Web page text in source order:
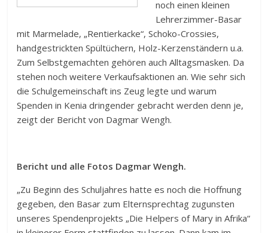
noch einen kleinen
Lehrerzimmer-Basar
mit Marmelade, „Rentierkacke“, Schoko-Crossies,
handgestrickten Spültüchern, Holz-Kerzenständern u.a.
Zum Selbstgemachten gehören auch Alltagsmasken. Da
stehen noch weitere Verkaufsaktionen an. Wie sehr sich
die Schulgemeinschaft ins Zeug legte und warum
Spenden in Kenia dringender gebracht werden denn je,
zeigt der Bericht von Dagmar Wengh.
Bericht und alle Fotos Dagmar Wengh.
„Zu Beginn des Schuljahres hatte es noch die Hoffnung
gegeben, den Basar zum Elternsprechtag zugunsten
unseres Spendenprojekts „Die Helpers of Mary in Afrika“